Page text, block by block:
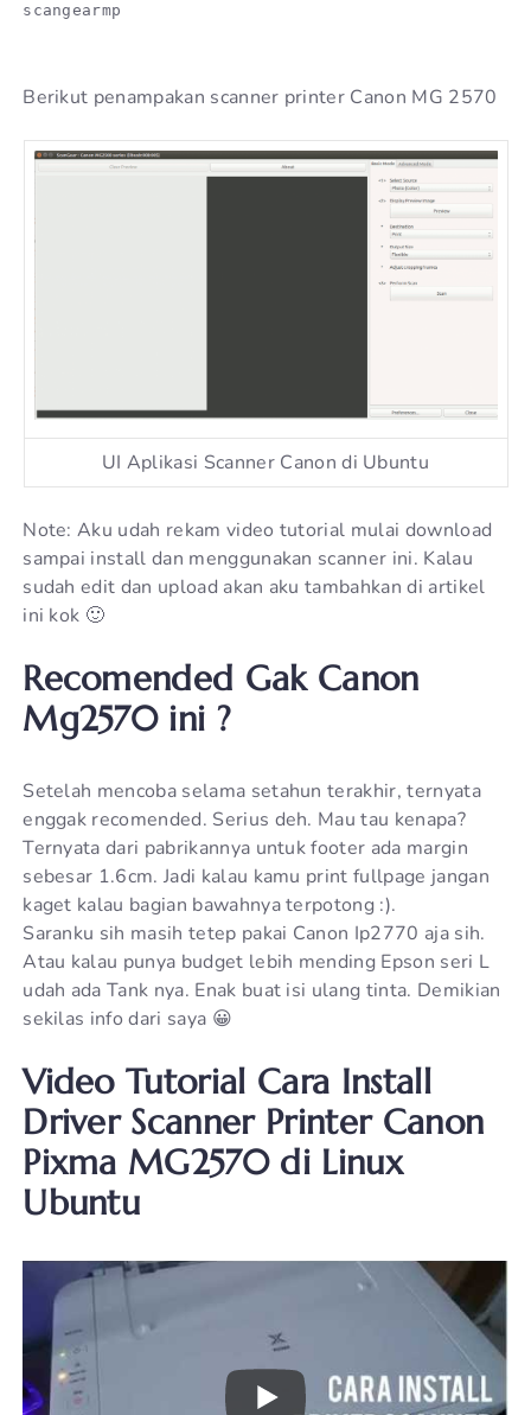
scangearmp
Berikut penampakan scanner printer Canon MG 2570
UI Aplikasi Scanner Canon di Ubuntu
Note: Aku udah rekam video tutorial mulai download
sampai install dan menggunakan scanner ini. Kalau
sudah edit dan upload akan aku tambahkan di artikel
ini kok 🙂
Recomended Gak Canon
Mg2570 ini ?
Setelah mencoba selama setahun terakhir, ternyata
enggak recomended. Serius deh. Mau tau kenapa?
Ternyata dari pabrikannya untuk footer ada margin
sebesar 1.6cm. Jadi kalau kamu print fullpage jangan
kaget kalau bagian bawahnya terpotong :).
Saranku sih masih tetep pakai Canon Ip2770 aja sih.
Atau kalau punya budget lebih mending Epson seri L
udah ada Tank nya. Enak buat isi ulang tinta. Demikian
sekilas info dari saya 😀
Video Tutorial Cara Install
Driver Scanner Printer Canon
Pixma MG2570 di Linux
Ubuntu